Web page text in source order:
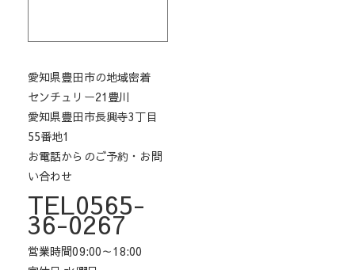
愛知県豊田市の地域密着
センチュリー21豊川
愛知県豊田市長興寺3丁目
55番地1
お電話からのご予約・お問
い合わせ
TEL0565-
36-0267
営業時間09:00～18:00